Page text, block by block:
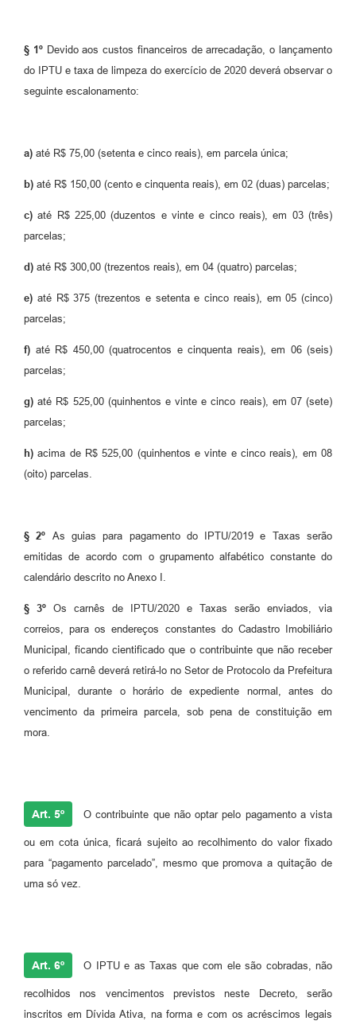
§ 1º Devido aos custos financeiros de arrecadação, o lançamento
do IPTU e taxa de limpeza do exercício de 2020 deverá observar o
seguinte escalonamento:
a) até R$ 75,00 (setenta e cinco reais), em parcela única;
b) até R$ 150,00 (cento e cinquenta reais), em 02 (duas) parcelas;
c) até R$ 225,00 (duzentos e vinte e cinco reais), em 03 (três)
parcelas;
d) até R$ 300,00 (trezentos reais), em 04 (quatro) parcelas;
e) até R$ 375 (trezentos e setenta e cinco reais), em 05 (cinco)
parcelas;
f) até R$ 450,00 (quatrocentos e cinquenta reais), em 06 (seis)
parcelas;
g) até R$ 525,00 (quinhentos e vinte e cinco reais), em 07 (sete)
parcelas;
h) acima de R$ 525,00 (quinhentos e vinte e cinco reais), em 08
(oito) parcelas.
§ 2º As guias para pagamento do IPTU/2019 e Taxas serão
emitidas de acordo com o grupamento alfabético constante do
calendário descrito no Anexo I.
§ 3º Os carnês de IPTU/2020 e Taxas serão enviados, via
correios, para os endereços constantes do Cadastro Imobiliário
Municipal, ficando cientificado que o contribuinte que não receber
o referido carnê deverá retirá-lo no Setor de Protocolo da Prefeitura
Municipal, durante o horário de expediente normal, antes do
vencimento da primeira parcela, sob pena de constituição em
mora.
Art. 5º O contribuinte que não optar pelo pagamento a vista
ou em cota única, ficará sujeito ao recolhimento do valor fixado
para “pagamento parcelado”, mesmo que promova a quitação de
uma só vez.
Art. 6º O IPTU e as Taxas que com ele são cobradas, não
recolhidos nos vencimentos previstos neste Decreto, serão
inscritos em Dívida Ativa, na forma e com os acréscimos legais